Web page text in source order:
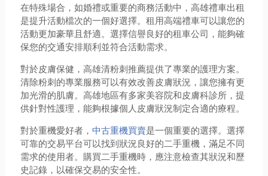
在特殊場合，如婚禮或重要的商務活動中，高雄禮車出租
是提升活動檔次的一個好選擇。租用高端禮車可以讓您的
活動更加豪華且舒適。選擇信譽良好的租車公司，能夠確
保您的交通安排順利並符合活動需求。
對於皮膚保健，高雄清粉刺推薦提供了專業的護理方案。
清除粉刺的專業服務可以有效改善皮膚狀況，讓您擁有更
加光滑的肌膚。高雄地區有多家美容院和皮膚科診所，提
供針對性護理，能夠根據個人皮膚狀況制定合適的療程。
對於重機愛好者， 中古重機買賣是一個重要的選擇。選擇
可靠的交易平台可以找到狀況良好的二手重機，滿足不同
需求的使用者。購買二手重機時，應注意檢查其狀況和歷
史記錄，以確保交易的安全性。